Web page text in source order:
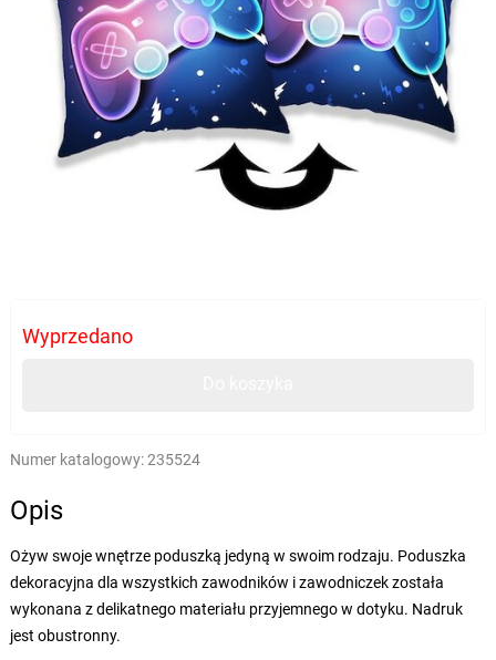
Wyprzedano
Numer katalogowy:235524
Opis
Ożyw swoje wnętrze poduszką jedyną w swoim rodzaju. Poduszka
dekoracyjna dla wszystkich zawodników i zawodniczek została
wykonana z delikatnego materiału przyjemnego w dotyku. Nadruk
jest obustronny.